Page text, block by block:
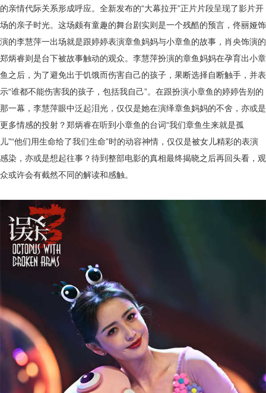
的亲情代际关系形成呼应。 全新发布的“大幕拉开”正片片段呈现了影片开
场的亲子时光。这场颇有童趣的舞台剧实则是一个残酷的预言， 佟丽娅饰
演的李慧萍一出场就是跟婷婷表演章鱼妈妈与小章鱼的故事，肖央饰演的
郑炳睿则是台下被故事触动的观众。李慧萍扮演的章鱼妈妈在孕育出小章
鱼之后，为了避免出于饥饿而伤害自己的孩子，果断选择自断触手，并表
示“谁都不能伤害我的孩子，包括我自己”。在跟扮演小章鱼的婷婷告别的
那一幕，李慧萍眼中泛起泪光，仅仅是她在演绎章鱼妈妈的不舍，亦或是
更多情感的投射？郑炳睿在听到小章鱼的台词“我们章鱼生来就是孤
儿”“他们用生命给了我们生命”时的动容神情，仅仅是被女儿精彩的表演
感染，亦或是想起往事？待到整部电影的真相最终揭晓之后再回头看，观
众或许会有截然不同的解读和感触。